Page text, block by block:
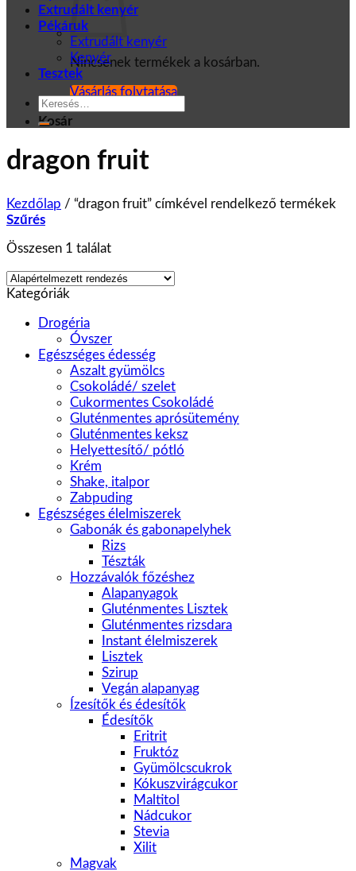
Nincsenek termékek a kosárban.
Vásárlás folytatása
Kosár
Extrudált kenyér
Pékáruk
Extrudált kenyér
Kenyér
Tesztek
Keresés
a
dragon fruit
Kezdőlap / “dragon fruit” címkével rendelkező termékek
Szűrés
Összesen 1 találat
Kategóriák
Drogéria
Óvszer
Egészséges édesség
Aszalt gyümölcs
Csokoládé/ szelet
Cukormentes Csokoládé
Gluténmentes aprósütemény
Gluténmentes keksz
Helyettesítő/ pótló
Krém
Shake, italpor
Zabpuding
Egészséges élelmiszerek
Gabonák és gabonapelyhek
Rizs
Tészták
Hozzávalók főzéshez
Alapanyagok
Gluténmentes Lisztek
Gluténmentes rizsdara
Instant élelmiszerek
Lisztek
Szirup
Vegán alapanyag
Ízesítők és édesítők
Édesítők
Eritrit
Fruktóz
Gyümölcscukrok
Kókuszvirágcukor
Maltitol
Nádcukor
Stevia
Xilit
Magvak